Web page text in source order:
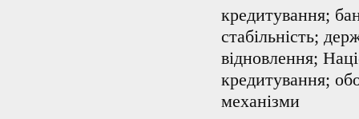
кредитування;
стабільність;
відновлення;
кредитування;
механізми